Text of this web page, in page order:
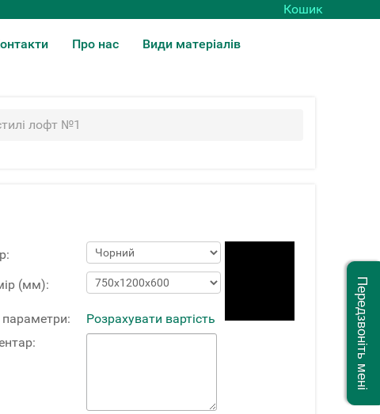
Кошик
Про нас Види матеріалів
лофт №1
(мм):
параметри:
Розрахувати вартість
Передзвоніть мені